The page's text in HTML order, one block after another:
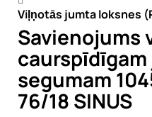
Viļņotās jumta loksnes
Savienojums
segumam
76/18 SINUS